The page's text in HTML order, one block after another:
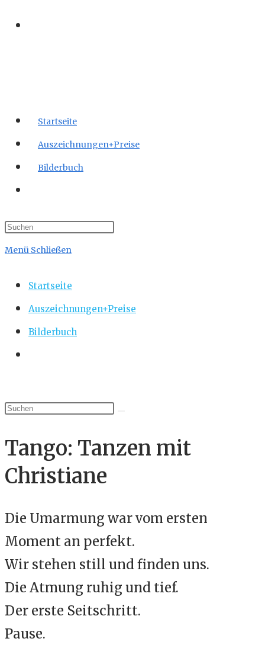
Zum
Startseite
Auszeichnungen+Preise
Bilderbuch
umschalten
Menü Schließen
Startseite
Auszeichnungen+Preise
Bilderbuch
Tango: Tanzen mit
Christiane
Die Umarmung war vom ersten
Moment an perfekt.
Wir stehen still und finden uns.
Die Atmung ruhig und tief.
Der erste Seitschritt.
Pause.